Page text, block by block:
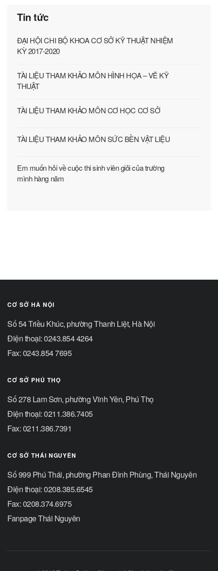
Tin tức
ĐẠI HỘI CHI BỘ KHOA CƠ SỞ KỸ THUẬT NHIỆM
KỲ 2017-2020
TÀI LIỆU THAM KHẢO MÔN HÌNH HỌA – VẼ KỸ
THUẬT
TÀI LIỆU THAM KHẢO MÔN CƠ HỌC CƠ SỞ
TÀI LIỆU THAM KHẢO MÔN SỨC BỀN VẬT LIỆU
Em muốn hỏi về cuộc thi sinh viên giỏi của trường
mình hàng năm
CƠ SỞ HÀ NỘI
Số 54 Triều Khúc, phường Thanh Liệt, Hà Nội
Điện thoại: 0243.854 4264
Fax: 0243.854 7695
CƠ SỞ PHÚ THỌ
Số 278 Lam Sơn, phường Vĩnh Yên, Phú Thọ
Điện thoại: 0211.386.7405
Fax: 0211.386.7391
CƠ SỞ THÁI NGUYÊN
Số 999 Phú Thái, phường Phan Đình Phùng, Thái Nguyên
Điện thoại: 0208.385.6545
Fax: 0208.374.6975
Fanpage Thái Nguyên